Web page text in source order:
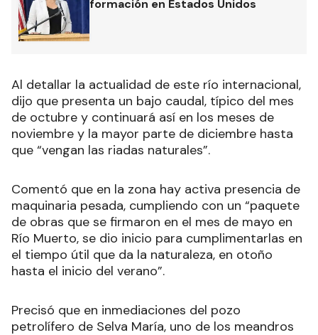
formación en Estados Unidos
Al detallar la actualidad de este río internacional,
dijo que presenta un bajo caudal, típico del mes
de octubre y continuará así en los meses de
noviembre y la mayor parte de diciembre hasta
que “vengan las riadas naturales”.
Comentó que en la zona hay activa presencia de
maquinaria pesada, cumpliendo con un “paquete
de obras que se firmaron en el mes de mayo en
Río Muerto, se dio inicio para cumplimentarlas en
el tiempo útil que da la naturaleza, en otoño
hasta el inicio del verano”.
Precisó que en inmediaciones del pozo
petrolífero de Selva María, uno de los meandros